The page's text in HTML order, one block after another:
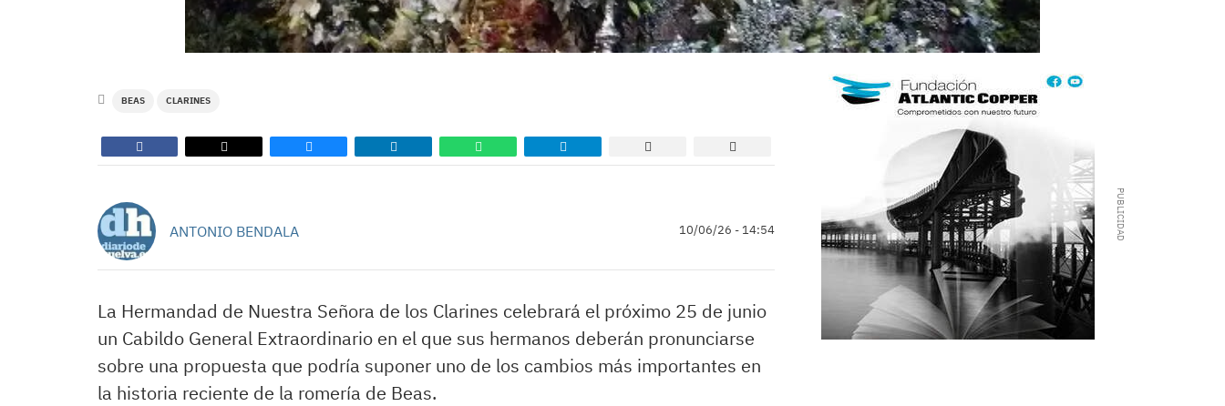
BEAS CLARINES
ANTONIO BENDALA 10/06/26 - 14:54
La Hermandad de Nuestra Señora de los Clarines celebrará el próximo 25 de junio
un Cabildo General Extraordinario en el que sus hermanos deberán pronunciarse
sobre una propuesta que podría suponer uno de los cambios más importantes en
la historia reciente de la romería de Beas.